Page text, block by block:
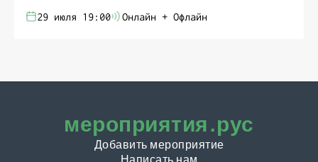
29 июля 19:00
Онлайн + Офлайн
мероприятия.рус
Добавить мероприятие
Написать нам